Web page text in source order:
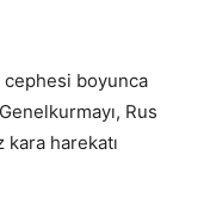
boyunca
Rus
kara harekatı